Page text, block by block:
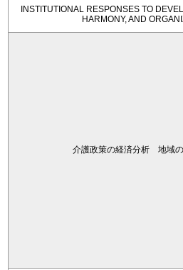
INSTITUTIONAL RESPONSES TO
HARMONY, AND
介護政策の経済分析 地域